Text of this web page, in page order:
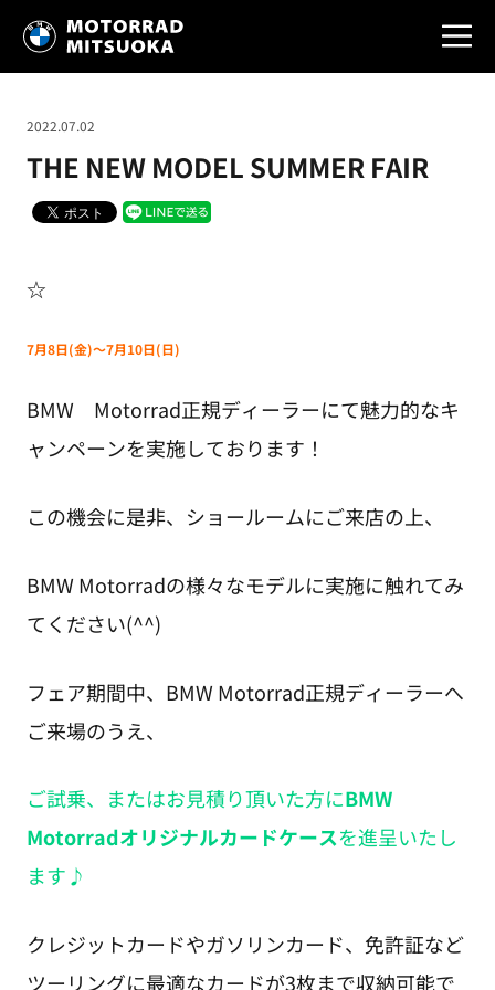
THE NEW MODEL SUMMER FAIR
2022.07.02
☆
7月8日(金)～7月10日(日)
BMW Motorrad正規ディーラーにて魅力的なキ
ャンペーンを実施しております！
この機会に是非、ショールームにご来店の上、
BMW Motorradの様々なモデルに実施に触れてみ
てください(^^)
フェア期間中、BMW Motorrad正規ディーラーへ
ご来場のうえ、
ご試乗、またはお見積り頂いた方にBMW
Motorradオリジナルカードケースを進呈いたし
ます♪
クレジットカードやガソリンカード、免許証など
ツーリングに最適なカードが3枚まで収納可能で